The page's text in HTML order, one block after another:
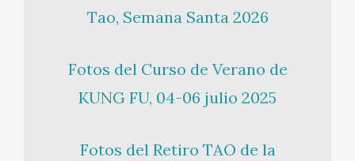
Tao, Semana Santa 2026
Fotos del Curso de Verano de
KUNG FU, 04-06 julio 2025
Fotos del Retiro TAO de la